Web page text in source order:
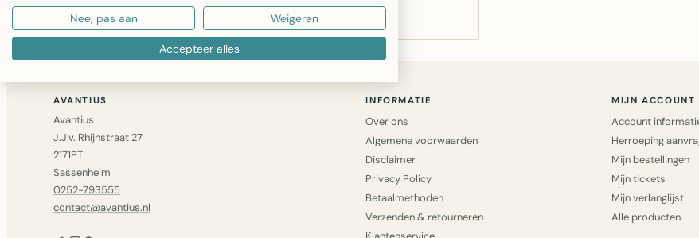
GA VERDER MET WINKELEN
AVANTIUS
Avantius
J.J.v. Rhijnstraat 27
2171PT
Sassenheim
0252-793555
contact@avantius.nl
INFORMATIE
Over ons
Algemene voorwaarden
Disclaimer
Privacy Policy
Betaalmethoden
Verzenden & retourneren
MIJN ACCOUNT
Account
Herroeping
Mijn bestellingen
Mijn tickets
Mijn verlanglijst
Alle producten
Nee, pas aan Weigeren
Accepteer alles